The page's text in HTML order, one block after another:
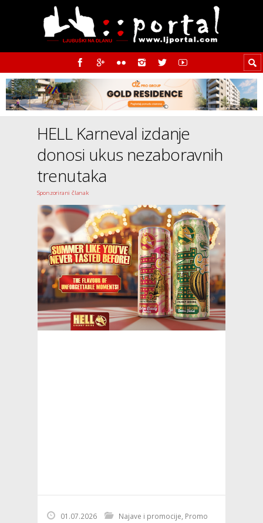
HELL Karneval izdanje
donosi ukus nezaboravnih
trenutaka
Sponzorirani članak
01.07.2026 Najave i promocije Promo